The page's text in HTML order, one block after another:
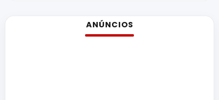
ANÚNCIOS